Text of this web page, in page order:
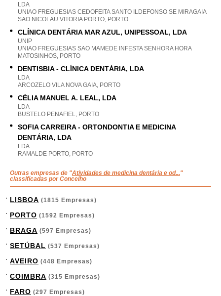
LDA
UNIAO FREGUESIAS CEDOFEITA SANTO ILDEFONSO SE MIRAGAIA
SAO NICOLAU VITORIA PORTO, PORTO
CLÍNICA DENTÁRIA MAR AZUL, UNIPESSOAL, LDA
UNIP
UNIAO FREGUESIAS SAO MAMEDE INFESTA SENHORA HORA
MATOSINHOS, PORTO
DENTISBIA - CLÍNICA DENTÁRIA, LDA
LDA
ARCOZELO VILA NOVA GAIA, PORTO
CÉLIA MANUEL A. LEAL, LDA
LDA
BUSTELO PENAFIEL, PORTO
SOFIA CARREIRA - ORTONDONTIA E MEDICINA
DENTÁRIA, LDA
LDA
RAMALDE PORTO, PORTO
Outras empresas de "Atividades de medicina dentária e od..."
classificadas por Concelho
LISBOA (1815 Empresas)
PORTO (1592 Empresas)
BRAGA (597 Empresas)
SETÚBAL (537 Empresas)
AVEIRO (448 Empresas)
COIMBRA (315 Empresas)
FARO (297 Empresas)